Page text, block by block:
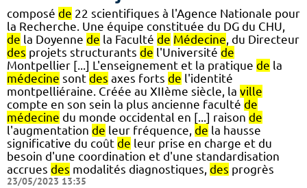
composé de 22 scientifiques à l'Agence Nationale pour
la Recherche. Une équipe constituée du DG du CHU,
de la Doyenne de la Faculté de Médecine , du Directeur
des projets structurants de l'Université de
Montpellier [...] L'enseignement et la pratique de la
médecine sont des axes forts de l'identité
montpelliéraine. Créée au XIIème siècle, la ville
compte en son sein la plus ancienne faculté de
médecine du monde occidental en [...] raison de
l'augmentation de leur fréquence, de la hausse
significative du coût de leur prise en charge et du
besoin d'une coordination et d'une standardisation
accrues des modalités diagnostiques, des progrès
23/05/2023 13:35